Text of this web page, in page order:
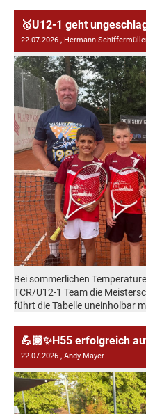
🥇U12-1 geht
22.07.2026 , Hermann
Bei sommerlichen
TCR/U12-1 Team die
führt die Tabelle uneinholbar
22.07.2026 , Andy Mayer